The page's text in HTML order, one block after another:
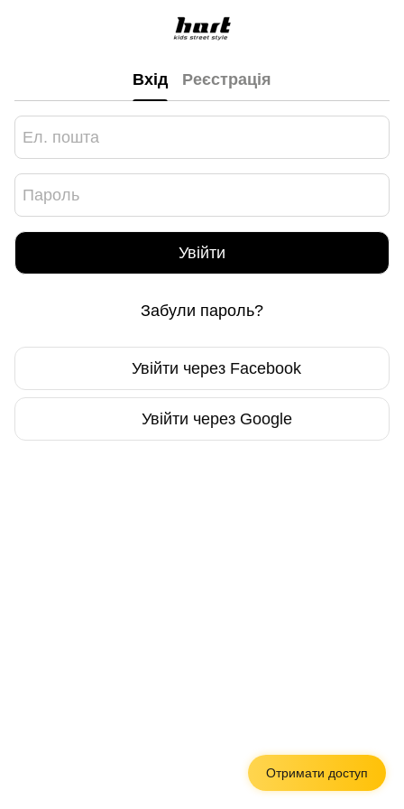
Вхід Реєстрація
Увійти
Забули пароль?
Увійти через Facebook
Увійти через Google
Отримати доступ